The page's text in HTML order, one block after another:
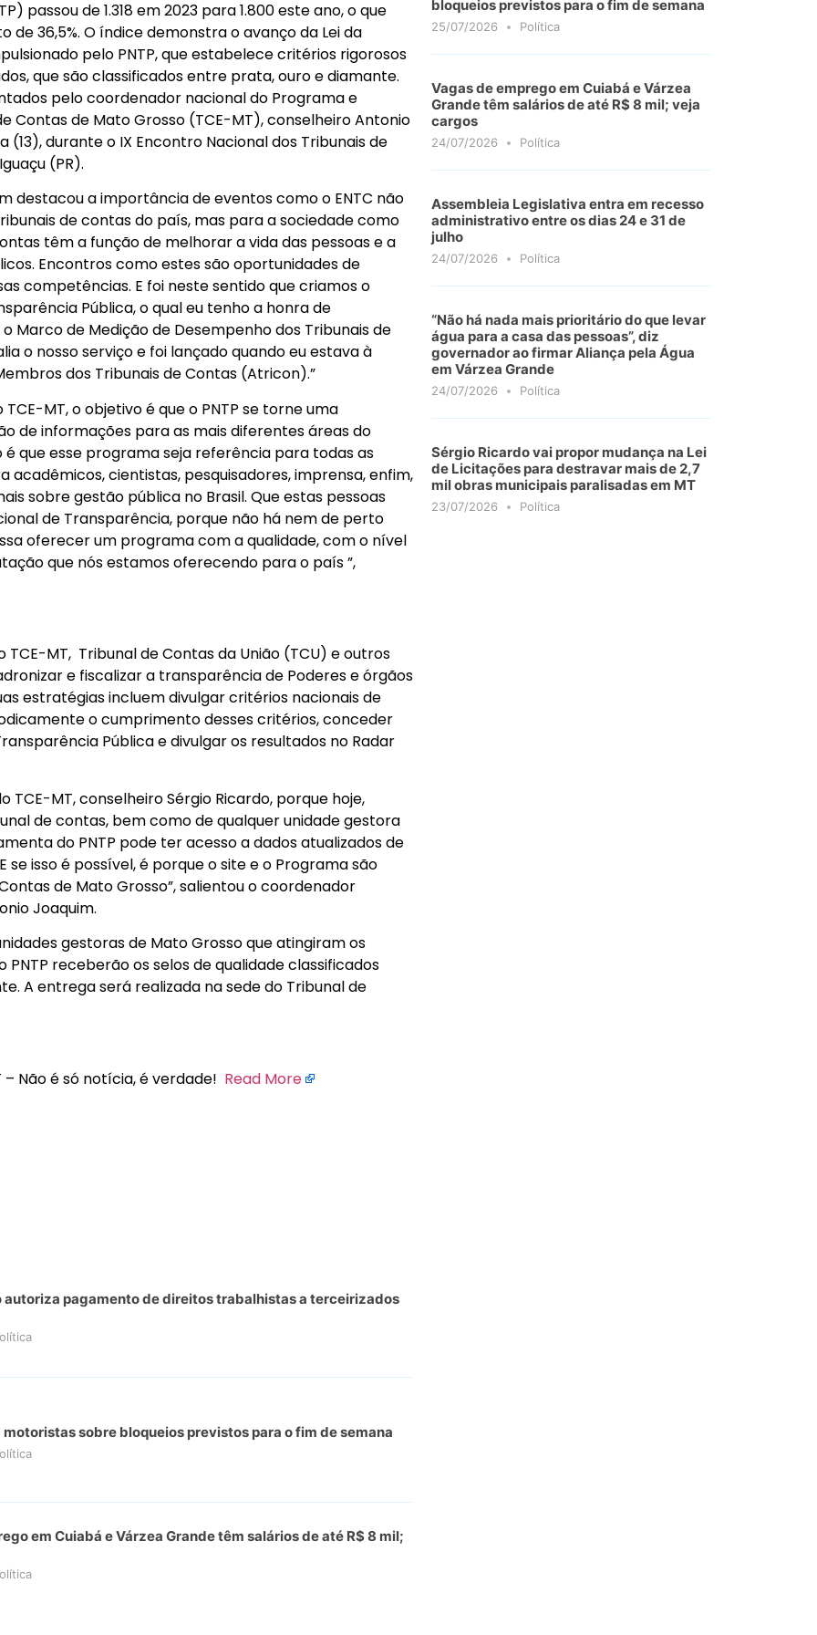
passou de 1.318 em 2023 para 1.800 este ano, o que
36,5%. O índice demonstra o avanço da Lei da
pelo PNTP, que estabelece critérios rigorosos
que são classificados entre prata, ouro e diamante.
pelo coordenador nacional do Programa e
Contas de Mato Grosso (TCE-MT), conselheiro Antonio
durante o IX Encontro Nacional dos Tribunais de
(PR).
destacou a importância de eventos como o ENTC não
de contas do país, mas para a sociedade como
têm a função de melhorar a vida das pessoas e a
Encontros como estes são oportunidades de
competências. E foi neste sentido que criamos o
Pública, o qual eu tenho a honra de
Marco de Medição de Desempenho dos Tribunais de
o nosso serviço e foi lançado quando eu estava à
dos Tribunais de Contas (Atricon).”
MT, o objetivo é que o PNTP se torne uma
de informações para as mais diferentes áreas do
é que esse programa seja referência para todas as
acadêmicos, cientistas, pesquisadores, imprensa, enfim,
sobre gestão pública no Brasil. Que estas pessoas
de Transparência, porque não há nem de perto
oferecer um programa com a qualidade, com o nível
que nós estamos oferecendo para o país ”,
TCE-MT, Tribunal de Contas da União (TCU) e outros
e fiscalizar a transparência de Poderes e órgãos
estratégias incluem divulgar critérios nacionais de
o cumprimento desses critérios, conceder
Pública e divulgar os resultados no Radar
TCE-MT, conselheiro Sérgio Ricardo, porque hoje,
de contas, bem como de qualquer unidade gestora
do PNTP pode ter acesso a dados atualizados de
se isso é possível, é porque o site e o Programa são
de Mato Grosso”, salientou o coordenador
Joaquim.
gestoras de Mato Grosso que atingiram os
receberão os selos de qualidade classificados
A entrega será realizada na sede do Tribunal de
Não é só notícia, é verdade! Read More
autoriza pagamento de direitos trabalhistas a terceirizados
sobre bloqueios previstos para o fim de semana
em Cuiabá e Várzea Grande têm salários de até R$ 8 mil;
bloqueios previstos para o fim de semana
25/07/2026 Política
Vagas de emprego em Cuiabá e Várzea
Grande têm salários de até R$ 8 mil; veja
cargos
24/07/2026 Política
Assembleia Legislativa entra em recesso
administrativo entre os dias 24 e 31 de
julho
24/07/2026 Política
“Não há nada mais prioritário do que levar
água para a casa das pessoas”, diz
governador ao firmar Aliança pela Água
em Várzea Grande
24/07/2026 Política
Sérgio Ricardo vai propor mudança na Lei
de Licitações para destravar mais de 2,7
mil obras municipais paralisadas em MT
23/07/2026 Política